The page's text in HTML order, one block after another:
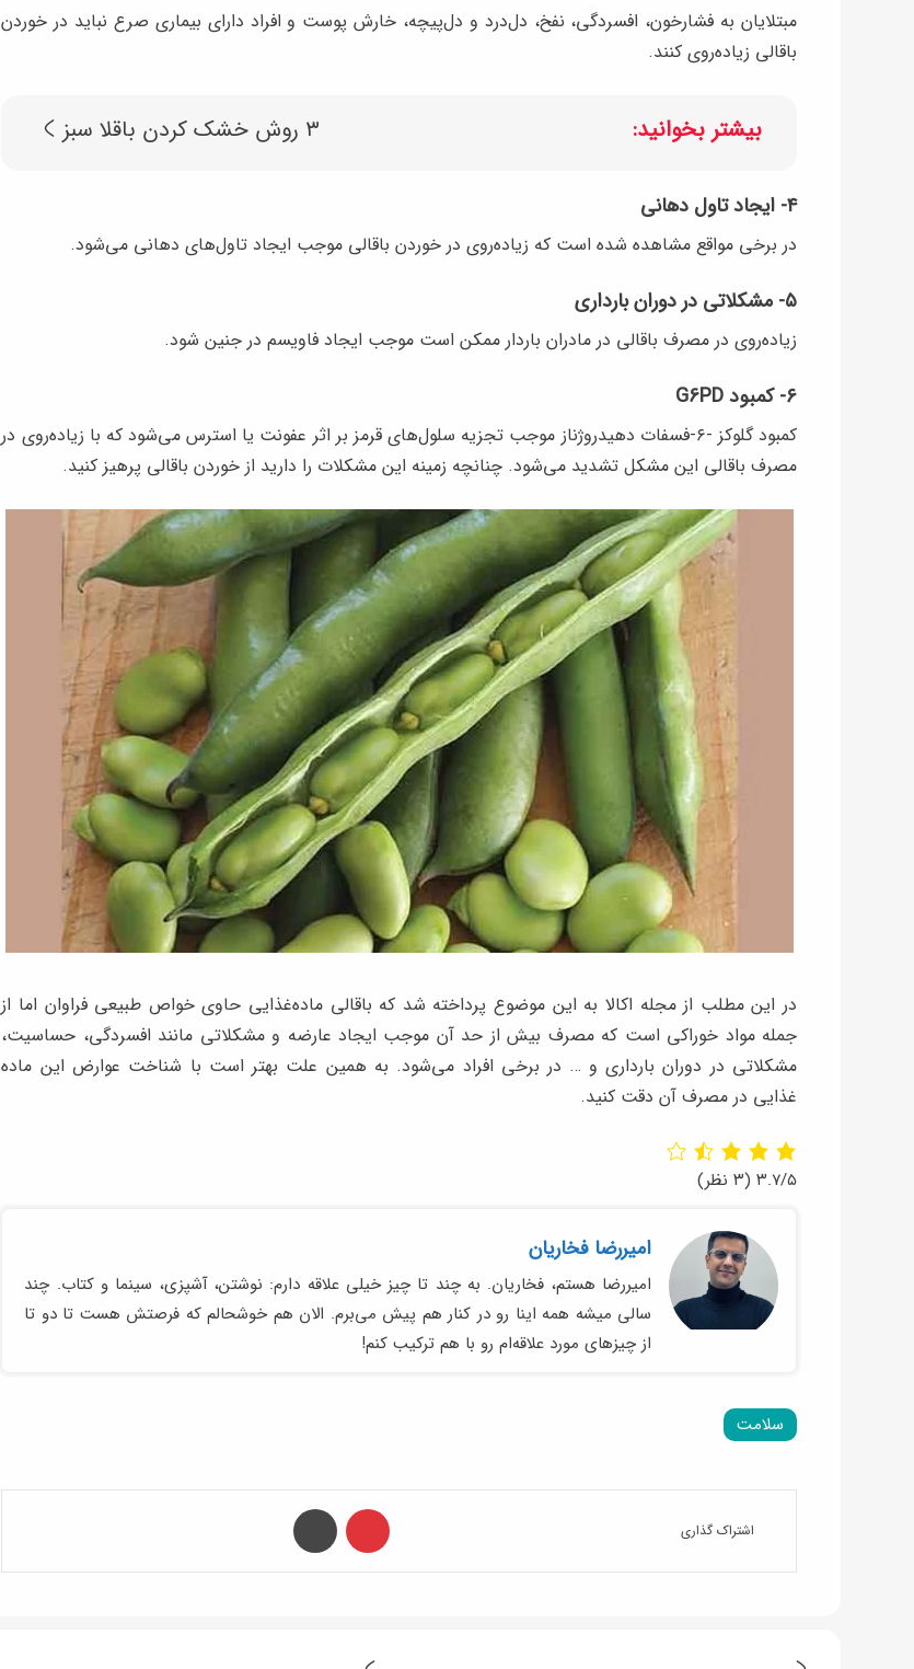
مبتلایان به فشارخون، افسردگی، نفخ، دل‌درد و دل‌پیچه، خارش پوست و افراد دارای بیماری صرع نباید در خوردن
باقالی زیاده‌روی کنند.
بیشتر بخوانید: ۳ روش خشک کردن باقلا سبز
۴- ایجاد تاول‌ دهانی
در برخی مواقع مشاهده شده است که زیاده‌روی در خوردن باقالی موجب ایجاد تاول‌های دهانی می‌شود.
۵- مشکلاتی در دوران بارداری
زیاده‌روی در مصرف باقالی در مادران باردار ممکن است موجب ایجاد فاویسم در جنین شود.
۶- کمبود G6PD
کمبود گلوکز -۶-فسفات دهیدروژناز موجب تجزیه سلول‌های قرمز بر اثر عفونت یا استرس می‌شود که با زیاده‌روی در
مصرف باقالی این مشکل تشدید می‌شود. چنانچه زمینه این مشکلات را دارید از خوردن باقالی پرهیز کنید.
در این مطلب از مجله اکالا به این موضوع پرداخته شد که باقالی ماده‌غذایی حاوی خواص طبیعی فراوان اما از
جمله مواد خوراکی است که مصرف بیش از حد آن موجب ایجاد عارضه و مشکلاتی مانند افسردگی، حساسیت،
مشکلاتی در دوران بارداری و … در برخی افراد می‌شود. به همین علت بهتر است با شناخت عوارض این ماده
غذایی در مصرف آن دقت کنید.
۳.۷/۵ (۳ نظر)
امیر‌رضا فخاریان
امیررضا هستم، فخاریان. به چند تا چیز خیلی علاقه دارم: نوشتن، آشپزی، سینما و کتاب. چند
سالی میشه همه اینا رو در کنار هم پیش می‌برم. الان هم خوشحالم که فرصتش هست تا دو تا
از چیزهای مورد علاقه‌ام رو با هم ترکیب کنم!
سلامت
اشتراک گذاری